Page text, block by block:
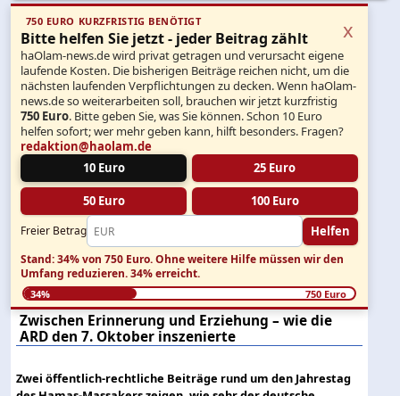
750 EURO KURZFRISTIG BENÖTIGT
Bitte helfen Sie jetzt - jeder Beitrag zählt
haOlam-news.de wird privat getragen und verursacht eigene
laufende Kosten. Die bisherigen Beiträge reichen nicht, um die
nächsten laufenden Verpflichtungen zu decken. Wenn haOlam-
news.de so weiterarbeiten soll, brauchen wir jetzt kurzfristig
750 Euro. Bitte geben Sie, was Sie können. Schon 10 Euro
helfen sofort; wer mehr geben kann, hilft besonders. Fragen?
redaktion@haolam.de
10 Euro
25 Euro
50 Euro 100 Euro
Freier Betrag Helfen
x
Stand: 34% von 750 Euro.Ohne weitere Hilfe müssen wir den
Umfang reduzieren.34% erreicht.
34% 750 Euro
Zwischen Erinnerung und Erziehung – wie die
ARD den 7. Oktober inszenierte
Zwei öffentlich-rechtliche Beiträge rund um den Jahrestag